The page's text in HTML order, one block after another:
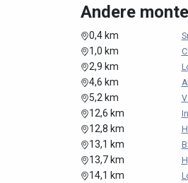
Andere
0,4 km
1,0 km
2,9 km
4,6 km
5,2 km
12,6 km
12,8 km
13,1 km
13,7 km
14,1 km